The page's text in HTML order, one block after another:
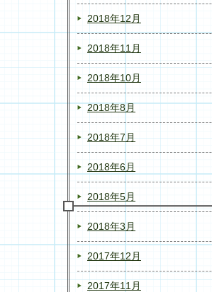
2018年12月
2018年11月
2018年10月
2018年8月
2018年7月
2018年6月
2018年5月
2018年3月
2017年12月
2017年11月